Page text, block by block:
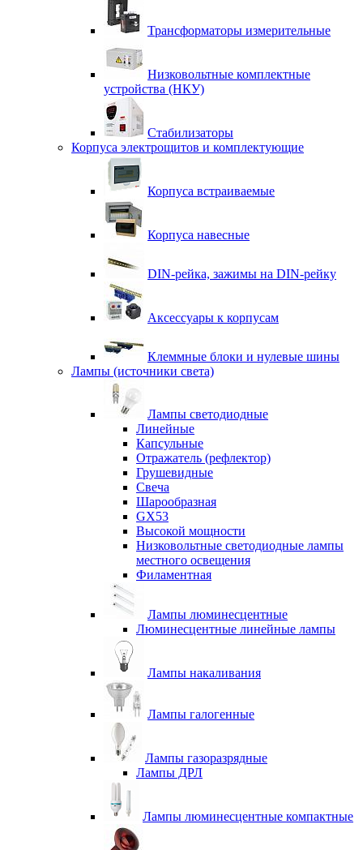
Трансформаторы измерительные
Низковольтные комплектные
устройства (НКУ)
Стабилизаторы
Корпуса электрощитов и комплектующие
Корпуса встраиваемые
Корпуса навесные
DIN-рейка, зажимы на DIN-рейку
Аксессуары к корпусам
Клеммные блоки и нулевые шины
Лампы (источники света)
Лампы светодиодные
Линейные
Капсульные
Отражатель (рефлектор)
Грушевидные
Свеча
Шарообразная
GX53
Высокой мощности
Низковольтные светодиодные лампы
местного освещения
Филаментная
Лампы люминесцентные
Люминесцентные линейные лампы
Лампы накаливания
Лампы галогенные
Лампы газоразрядные
Лампы ДРЛ
Лампы люминесцентные компактные